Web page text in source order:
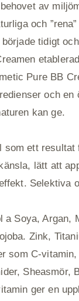
av
och
tidigt
Pure BB
och en
kan ge.
som ett
lätt att
Selektiva
a Soya, Argan,
Zink,
som C-
Sheasmör,
ger en